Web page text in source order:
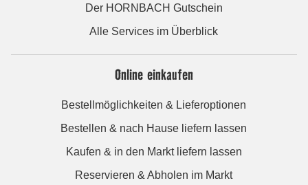
Der HORNBACH Gutschein
Alle Services im Überblick
Online einkaufen
Bestellmöglichkeiten & Lieferoptionen
Bestellen & nach Hause liefern lassen
Kaufen & in den Markt liefern lassen
Reservieren & Abholen im Markt